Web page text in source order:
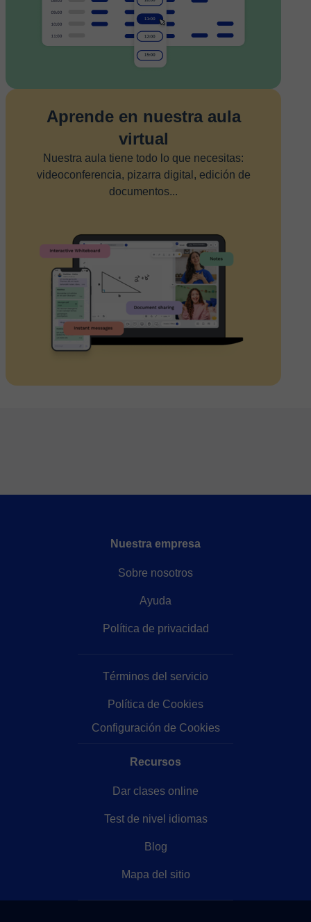
Aprende en nuestra aula
virtual
Nuestra aula tiene todo lo que necesitas:
videoconferencia, pizarra digital, edición de
documentos...
Nuestra empresa
Sobre nosotros
Ayuda
Política de privacidad
Términos del servicio
Política de Cookies
Configuración de Cookies
Recursos
Dar clases online
Test de nivel idiomas
Blog
Mapa del sitio